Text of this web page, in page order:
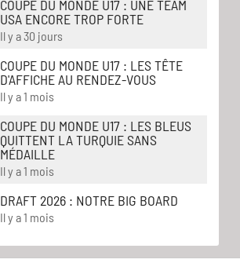
COUPE DU MONDE U17 : UNE TEAM
USA ENCORE TROP FORTE
Il y a 30 jours
COUPE DU MONDE U17 : LES TÊTE
D'AFFICHE AU RENDEZ-VOUS
Il y a 1 mois
COUPE DU MONDE U17 : LES BLEUS
QUITTENT LA TURQUIE SANS
MÉDAILLE
Il y a 1 mois
DRAFT 2026 : NOTRE BIG BOARD
Il y a 1 mois